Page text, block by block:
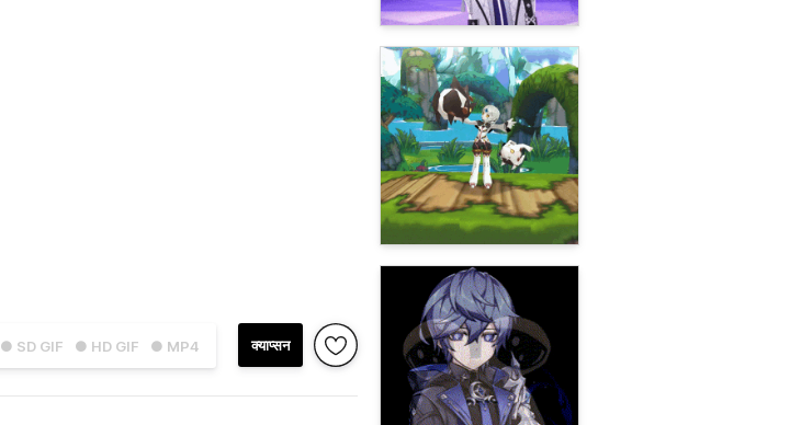
● SD GIF ● HD GIF ● MP4 क्याप्सन